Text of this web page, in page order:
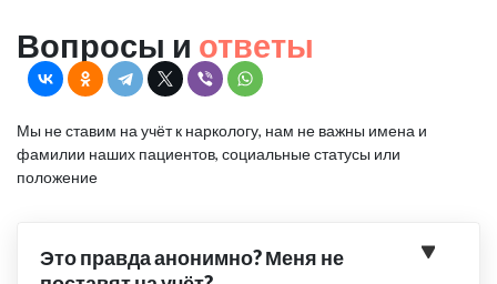
Вопросы и ответы
Мы не ставим на учёт к наркологу, нам не важны имена и
фамилии наших пациентов, социальные статусы или
положение
Это правда анонимно? Меня не